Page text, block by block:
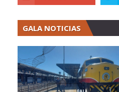
GALA NOTICIAS